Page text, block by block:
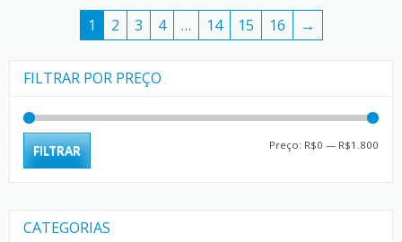
1 2 3 4 … 14 15 16 →
FILTRAR POR PREÇO
FILTRAR Preço: R$0 — R$1.800
CATEGORIAS